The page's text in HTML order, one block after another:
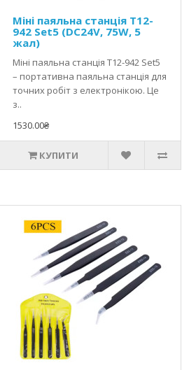
Міні паяльна станція T12-
942 Set5 (DC24V, 75W, 5
жал)
Міні паяльна станція T12-942 Set5
– портативна паяльна станція для
точних робіт з електронікою. Це
з..
1530.00₴
КУПИТИ